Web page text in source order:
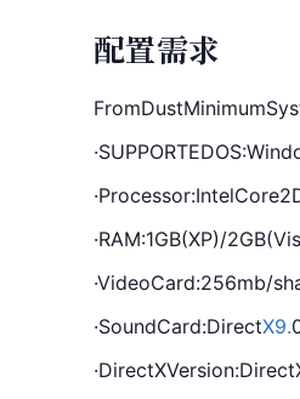
配置需求
·RAM:1GB(XP)/
·VideoCard:256mb/
·SoundCard:DirectX9.